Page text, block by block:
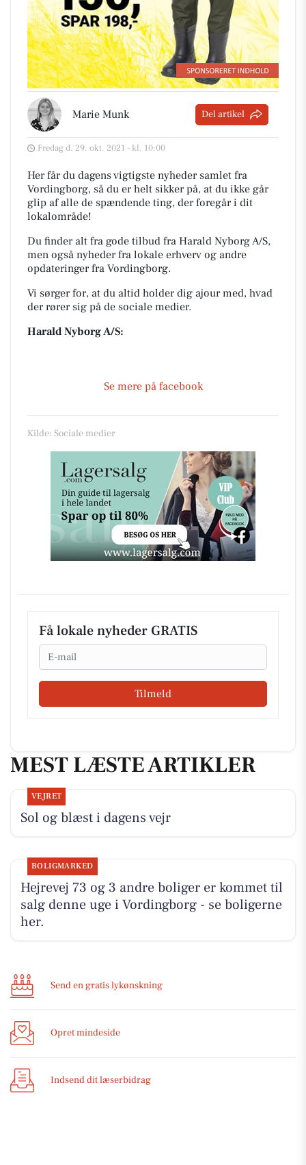
Marie Munk Del artikel
Fredag d. 29. okt. 2021 - kl. 10:00
Her får du dagens vigtigste nyheder samlet fra
Vordingborg, så du er helt sikker på, at du ikke går
glip af alle de spændende ting, der foregår i dit
lokalområde!
Du finder alt fra gode tilbud fra Harald Nyborg A/S,
men også nyheder fra lokale erhverv og andre
opdateringer fra Vordingborg.
Vi sørger for, at du altid holder dig ajour med, hvad
der rører sig på de sociale medier.
Harald Nyborg A/S:
Se mere på facebook
Kilde: Sociale medier
Få lokale nyheder GRATIS
Email
Tilmeld
MEST LÆSTE ARTIKLER
VEJRET
Sol og blæst i dagens vejr
BOLIGMARKED
Hejrevej 73 og 3 andre boliger er kommet til
salg denne uge i Vordingborg - se boligerne
her.
Send en gratis lykønskning
Opret mindeside
Indsend dit læserbidrag